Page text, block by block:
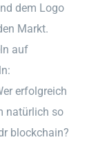
dem Logo
Markt.
auf
erfolgreich
natürlich so
blockchain?